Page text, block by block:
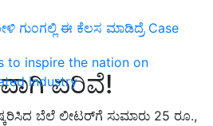
to inspire the nation on
industry
ಗುಂಗಲ್ಲಿ ಈ ಕೆಲಸ ಮಾಡಿದ್ರೆ Case
ಏರಿವೆ!
ಬೆಲೆ ಲೀಟರ್‌ಗೆ ಸುಮಾರು 25 ರೂ.,